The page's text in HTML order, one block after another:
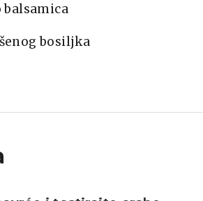
balsamica
bosiljka